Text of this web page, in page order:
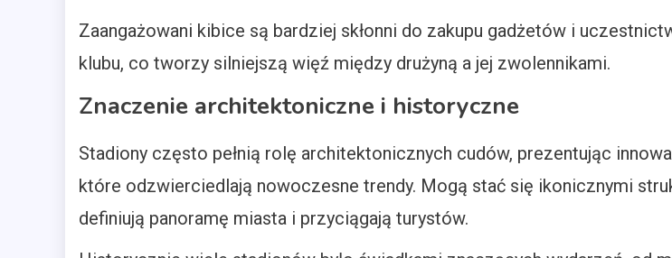
Zaangażowani kibice są bardziej skłonni do zakupu gadżetów i
klubu, co tworzy silniejszą więź między drużyną a jej zwolennikami.
Znaczenie architektoniczne i historyczne
Stadiony często pełnią rolę architektonicznych cudów, prezentując
które odzwierciedlają nowoczesne trendy. Mogą stać się ikonicznymi
definiują panoramę miasta i przyciągają turystów.